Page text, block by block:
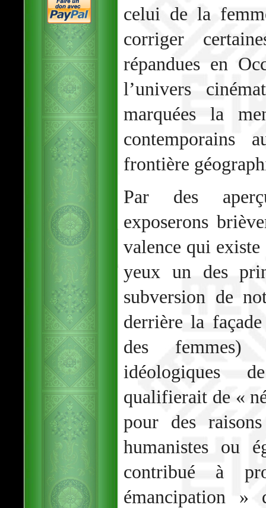
celui de la
corriger
répandues en
l’univers
marquées la
contemporains
frontière
Par des
exposerons
valence qui
yeux un des
subversion de
derrière la
des femmes)
idéologiques
qualifierait de «
pour des
humanistes ou
contribué à
émancipation